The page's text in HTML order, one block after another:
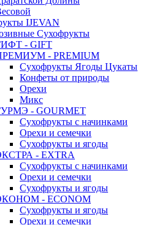
IJEVAN
Сухофрукты
- GIFT
- PREMIUM
Сухофрукты Ягоды Цукаты
Конфеты от природы
Орехи
Микс
- GOURMET
Сухофрукты с начинками
Орехи и семечки
Сухофрукты и ягоды
- EXTRA
Сухофрукты с начинками
Орехи и семечки
Сухофрукты и ягоды
- ECONOM
Сухофрукты и ягоды
Орехи и семечки